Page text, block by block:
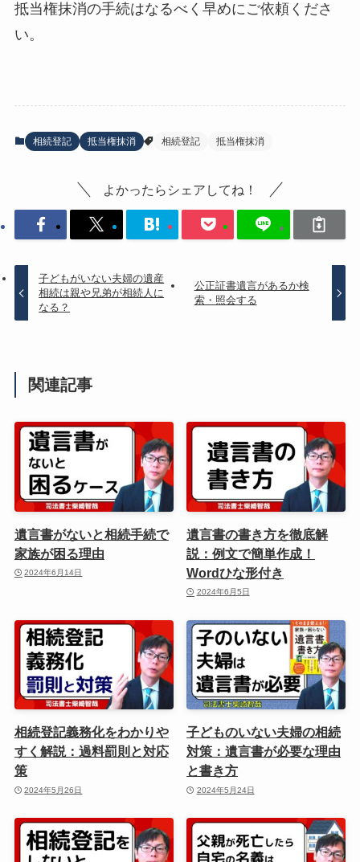
抵当権抹消の手続はなるべく早めにご依頼くださ
い。
相続登記 抵当権抹消 相続登記 抵当権抹消
よかったらシェアしてね！
子どもがいない夫婦の遺産
相続は親や兄弟が相続人に
なる？
公正証書遺言があるか検
索・照会する
関連記事
遺言書がないと相続手続で
家族が困る理由
2024年6月14日
遺言書の書き方を徹底解
説：例文で簡単作成！
Wordひな形付き
2024年6月5日
相続登記義務化をわかりや
すく解説：過料罰則と対応
策
2024年5月26日
子どものいない夫婦の相続
対策：遺言書が必要な理由
と書き方
2024年5月24日